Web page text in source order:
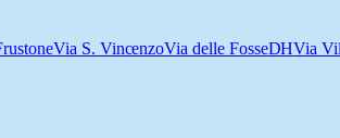
Via S. VincenzoVia delle FosseDHVia